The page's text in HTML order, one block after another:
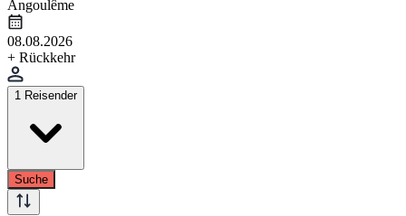
Angoulême
08.08.2026
+ Rückkehr
1 Reisender
Suche